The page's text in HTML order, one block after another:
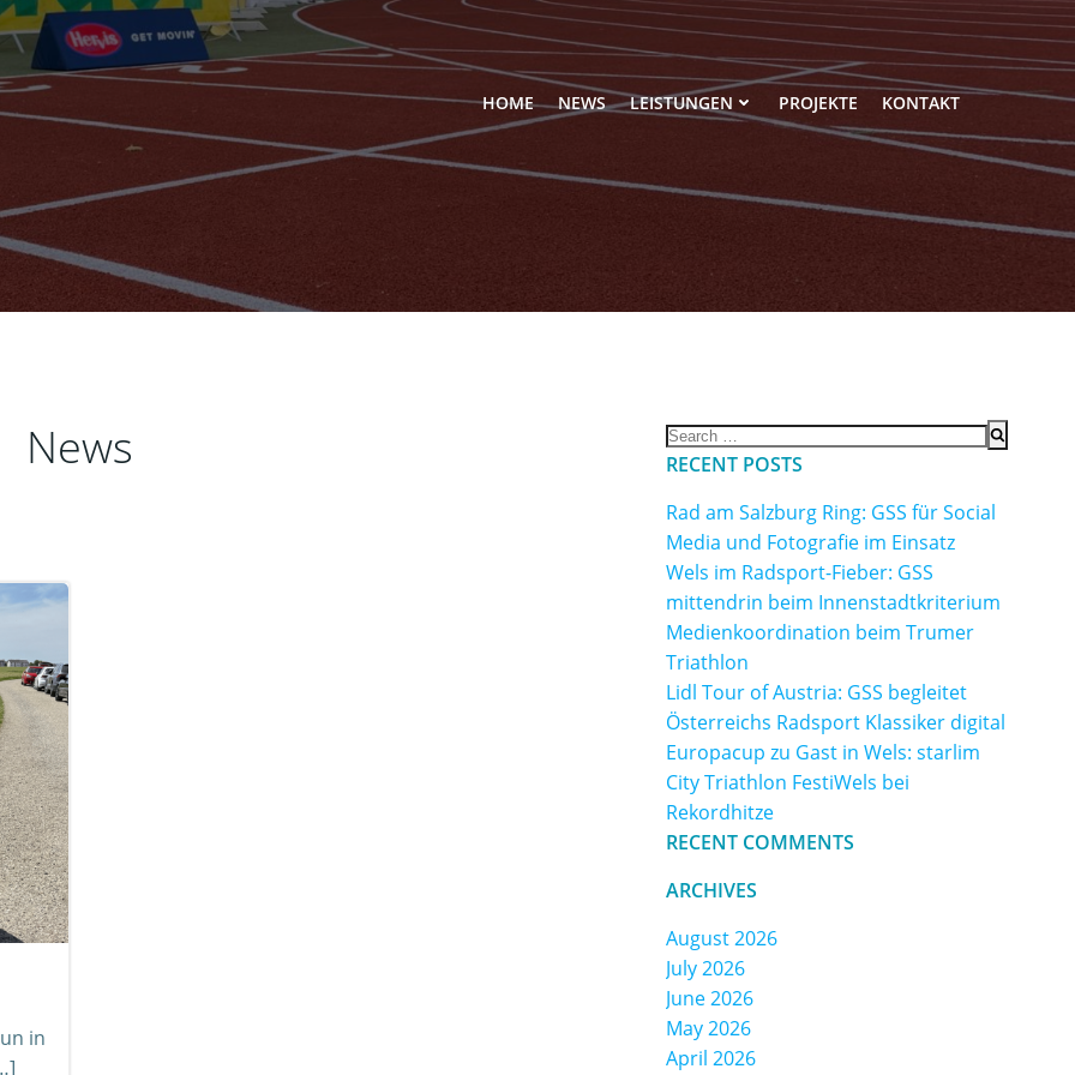
HOME NEWS LEISTUNGEN PROJEKTE KONTAKT
News
in
Search
for:
RECENT POSTS
Rad am Salzburg Ring: GSS für Social
Media und Fotografie im Einsatz
Wels im Radsport-Fieber: GSS
mittendrin beim Innenstadtkriterium
Medienkoordination beim Trumer
Triathlon
Lidl Tour of Austria: GSS begleitet
Österreichs Radsport Klassiker digital
Europacup zu Gast in Wels: starlim
City Triathlon FestiWels bei
Rekordhitze
RECENT COMMENTS
ARCHIVES
August 2026
July 2026
June 2026
May 2026
April 2026